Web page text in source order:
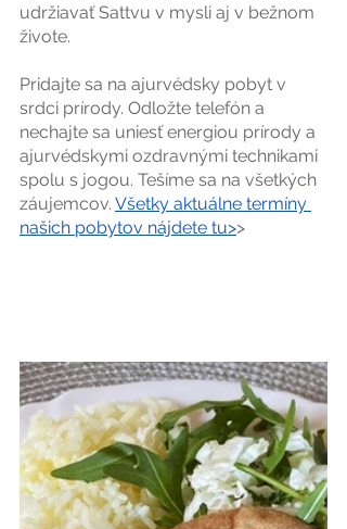
udržiavať Sattvu v mysli aj v bežnom
živote.
Pridajte sa na ajurvédsky pobyt v
srdci prírody. Odložte telefón a
nechajte sa uniesť energiou prírody a
ajurvédskymi ozdravnými technikami
spolu s jogou. Tešíme sa na všetkých
záujemcov. Všetky aktuálne termíny
našich pobytov nájdete tu>>